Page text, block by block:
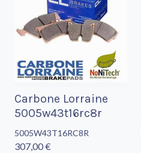
Carbone Lorraine
5005w43t16rc8r
5005W43T16RC8R
307,00 €